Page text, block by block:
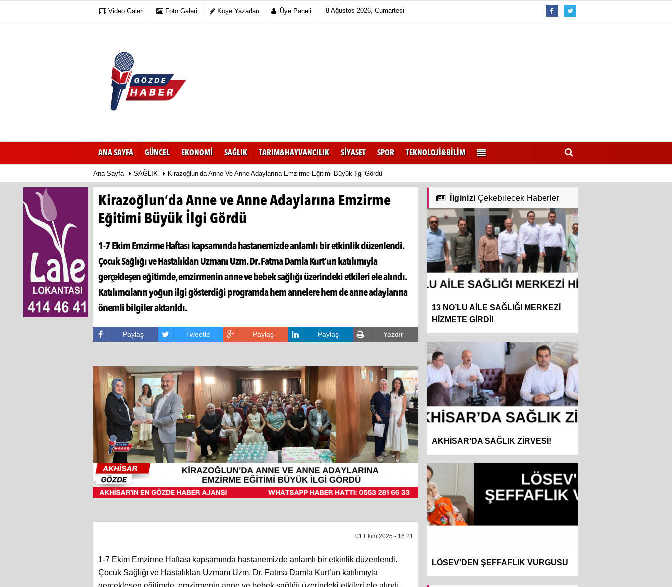
Video Galeri Foto Galeri Köşe Yazarları Üye Paneli 8 Ağustos 2026, Cumartesi
ANA SAYFA GÜNCEL EKONOMİ SAĞLIK TARIM&HAYVANCILIK SİYASET SPOR TEKNOLOJİ&BİLİM
Ana Sayfa SAĞLIK Kirazoğlun’da Anne Ve Anne Adaylarına Emzirme Eğitimi Büyük İlgi Gördü
Kirazoğlun’da Anne ve Anne Adaylarına Emzirme
Eğitimi Büyük İlgi Gördü
1-7 Ekim Emzirme Haftası kapsamında hastanemizde anlamlı bir etkinlik düzenlendi.
Çocuk Sağlığı ve Hastalıkları Uzmanı Uzm. Dr. Fatma Damla Kurt’un katılımıyla
gerçekleşen eğitimde, emzirmenin anne ve bebek sağlığı üzerindeki etkileri ele alındı.
Katılımcıların yoğun ilgi gösterdiği programda hem annelere hem de anne adaylarına
önemli bilgiler aktarıldı.
Paylaş Tweetle Paylaş Paylaş Yazdır
01 Ekim 2025 - 16:21
1-7 Ekim Emzirme Haftası kapsamında hastanemizde anlamlı bir etkinlik düzenlendi.
Çocuk Sağlığı ve Hastalıkları Uzmanı Uzm. Dr. Fatma Damla Kurt’un katılımıyla
İlginizi Çekebilecek Haberler
13 NO’LU AİLE SAĞLIĞI MERKEZİ
HİZMETE GİRDİ!
AKHİSAR’DA SAĞLIK ZİRVESİ!
LÖSEV'DEN ŞEFFAFLIK VURGUSU